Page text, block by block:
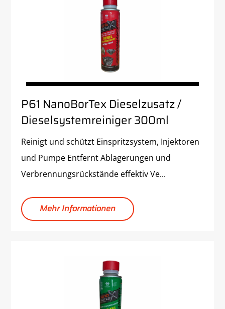
P61 NanoBorTex Dieselzusatz /
Dieselsystemreiniger 300ml
Reinigt und schützt Einspritzsystem, Injektoren
und Pumpe Entfernt Ablagerungen und
Verbrennungsrückstände effektiv Ve...
Mehr Informationen